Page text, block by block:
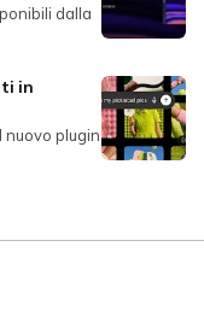
dalla
in
plugin